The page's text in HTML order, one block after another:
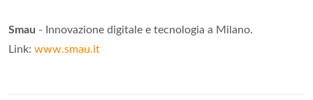
Smau - Innovazione digitale e tecnologia a Milano.
Link: www.smau.it